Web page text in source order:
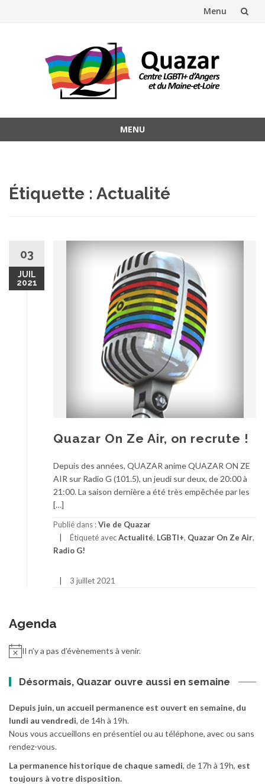
Menu
MENU
Étiquette : Actualité
03
JUIL
2021
Quazar On Ze Air, on recrute !
Depuis des années, QUAZAR anime QUAZAR ON ZE
AIR sur Radio G (101.5), un jeudi sur deux, de 20:00 à
21:00. La saison dernière a été très empêchée par les
[…]
Publié dans :Vie de Quazar
Étiqueté avecActualité, LGBTI+, Quazar On Ze Air,
Radio G!
3 juillet 2021
Agenda
Il n’y a pas d’évènements à venir.
Désormais, Quazar ouvre aussi en semaine
Depuis juin, un accueil permanence est ouvert en semaine, du
lundi au vendredi, de 14h à 19h.
Nous vous accueillons en présentiel ou au téléphone, avec ou sans
rendez-vous.
La permanence historique de chaque samedi, de 17h à 19h, est
toujours à votre disposition.